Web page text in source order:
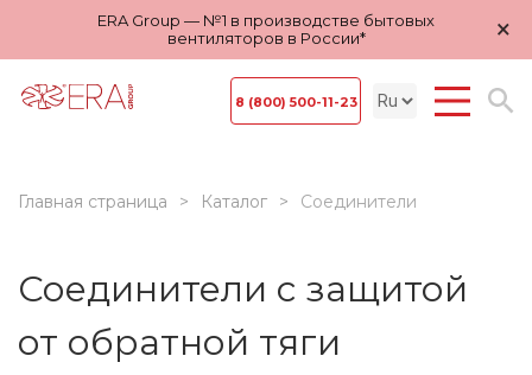
ERA Group — №1 в производстве бытовых
вентиляторов в России*
×
8 (800) 500-11-23
Главная страница Каталог Соединители
Соединители с защитой
от обратной тяги